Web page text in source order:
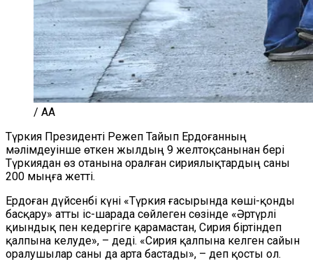
/ AA
Түркия Президенті Режеп Тайып Ердоғанның
мәлімдеуінше өткен жылдың 9 желтоқсанынан бері
Түркиядан өз отанына оралған сириялықтардың саны
200 мыңға жетті.
Ердоған дүйсенбі күні «Түркия ғасырында көші-қонды
басқару» атты іс-шарада сөйлеген сөзінде «Әртүрлі
қиындық пен кедергіге қарамастан, Сирия біртіндеп
қалпына келуде», – деді. «Сирия қалпына келген сайын
оралушылар саны да арта бастады», – деп қосты ол.